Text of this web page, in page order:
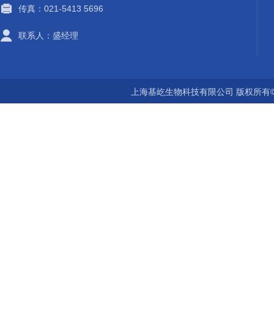
传真：021-5413 5696
联系人：盛经理
上海基屹生物科技有限公司 版权所